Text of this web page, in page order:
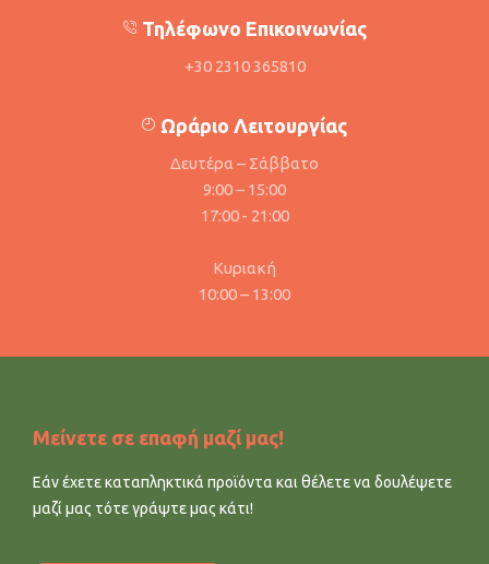
Τηλέφωνο Επικοινωνίας
+30 2310 365810
Ωράριο Λειτουργίας
Δευτέρα – Σάββατο
9:00 – 15:00
17:00 - 21:00
Κυριακή
10:00 – 13:00
Μείνετε σε επαφή μαζί μας!
Εάν έχετε καταπληκτικά προϊόντα και θέλετε να δουλέψετε
μαζί μας τότε γράψτε μας κάτι!